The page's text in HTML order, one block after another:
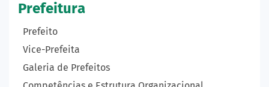
Prefeitura
Prefeito
Vice-Prefeita
Galeria de Prefeitos